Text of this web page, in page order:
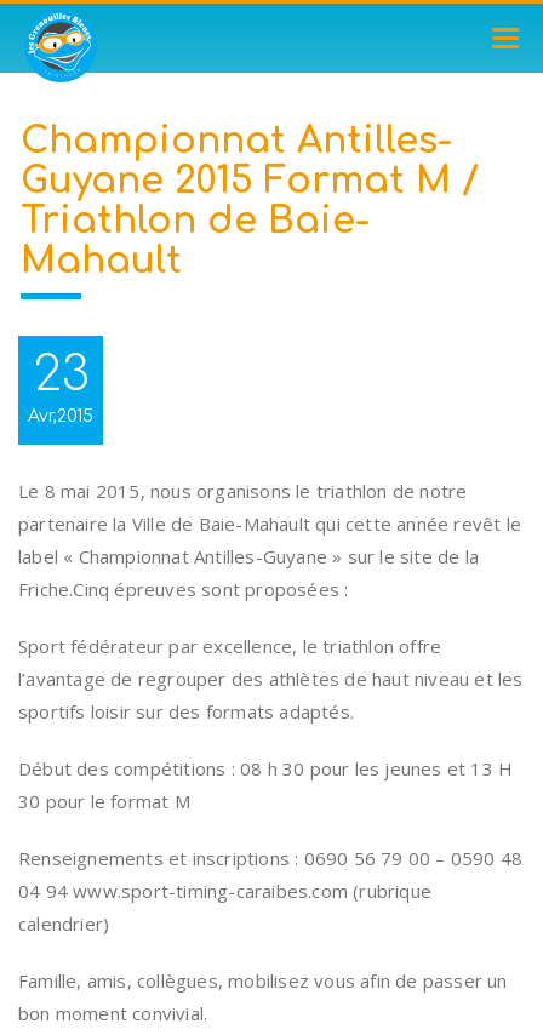
Championnat Antilles-
Guyane 2015 Format M /
Triathlon de Baie-
Mahault
23
Avr,2015
Le 8 mai 2015, nous organisons le triathlon de notre
partenaire la Ville de Baie-Mahault qui cette année revêt le
label « Championnat Antilles-Guyane » sur le site de la
Friche.Cinq épreuves sont proposées :
Sport fédérateur par excellence, le triathlon offre
l’avantage de regrouper des athlètes de haut niveau et les
sportifs loisir sur des formats adaptés.
Début des compétitions : 08 h 30 pour les jeunes et 13 H
30 pour le format M
Renseignements et inscriptions : 0690 56 79 00 – 0590 48
04 94 www.sport-timing-caraibes.com (rubrique
calendrier)
Famille, amis, collègues, mobilisez vous afin de passer un
bon moment convivial.